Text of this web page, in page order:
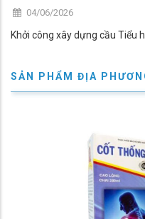
04/06/2026
Khởi công xây dựng cầu Tiểu
SẢN PHẨM ĐỊA